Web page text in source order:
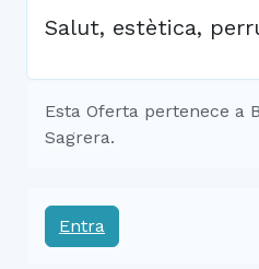
Salut, estètica,
Esta Oferta pertenece a
Sagrera.
Entra